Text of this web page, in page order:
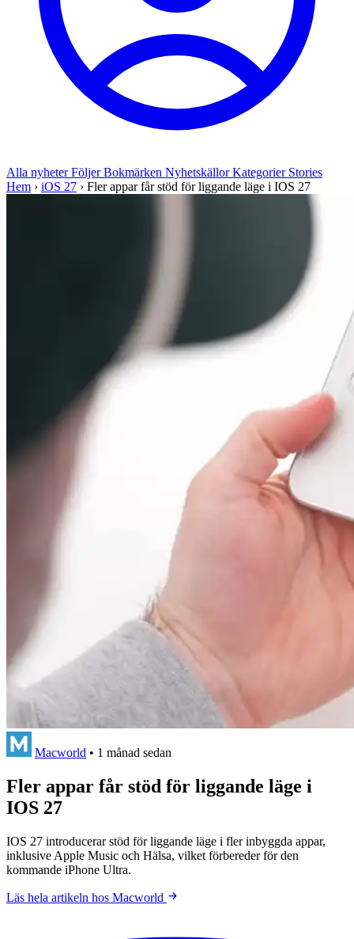
Alla nyheterFöljerBokmärken NyhetskällorKategorier Stories
Hem › iOS 27 › Fler appar får stöd för liggande läge i IOS 27
Macworld • 1 månad sedan
Fler appar får stöd för liggande läge i
IOS 27
IOS 27 introducerar stöd för liggande läge i fler inbyggda appar,
inklusive Apple Music och Hälsa, vilket förbereder för den
kommande iPhone Ultra.
Läs hela artikeln hos Macworld